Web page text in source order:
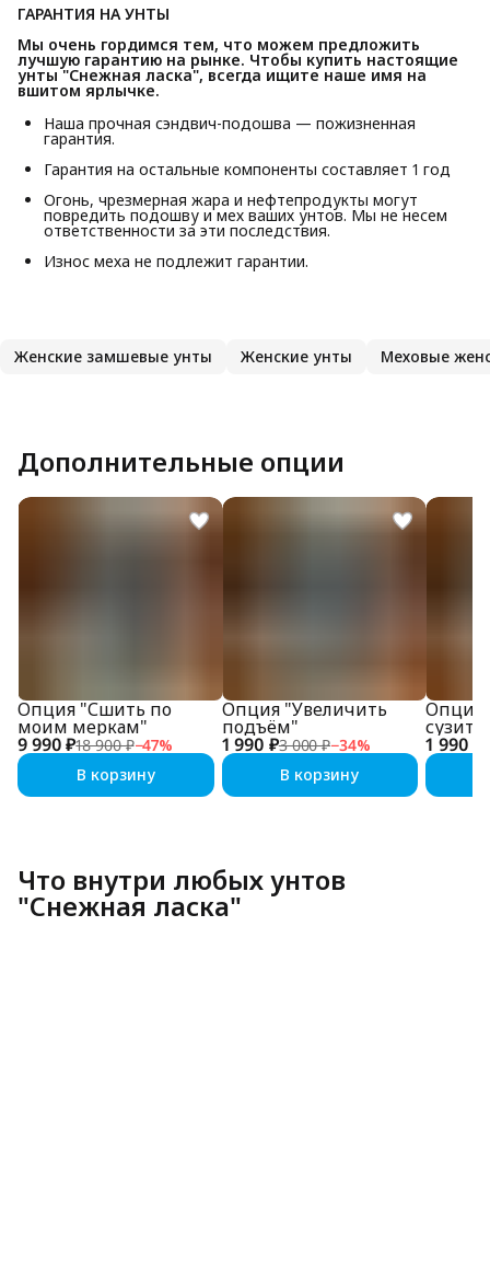
ГАРАНТИЯ НА УНТЫ
Мы очень гордимся тем, что можем предложить
лучшую гарантию на рынке. Чтобы купить настоящие
унты "Снежная ласка", всегда ищите наше имя на
вшитом ярлычке.
Наша прочная сэндвич-подошва — пожизненная
гарантия.
Гарантия на остальные компоненты составляет 1 год
Огонь, чрезмерная жара и нефтепродукты могут
повредить подошву и мех ваших унтов. Мы не несем
ответственности за эти последствия.
Износ меха не подлежит гарантии.
Женские замшевые унты Женские унты Меховые
Дополнительные опции
9 990 ₽18 900 ₽−47%
Опция "Сшить по
моим меркам"
В корзину
1 990 ₽3 000 ₽−34%
Опция "Увеличить
подъём"
В корзину
1 990 ₽
Опция
Что внутри любых унтов
"Снежная ласка"